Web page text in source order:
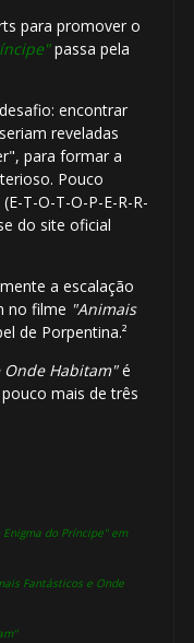
para promover o
passa pela
encontrar
reveladas
para formar a
Pouco
T-O-T-O-P-E-R-R-
do site oficial
a escalação
no filme "Animais
de Porpentina.²
Onde Habitam"é
mais de três
do Príncipe" em
Fantásticos e Onde